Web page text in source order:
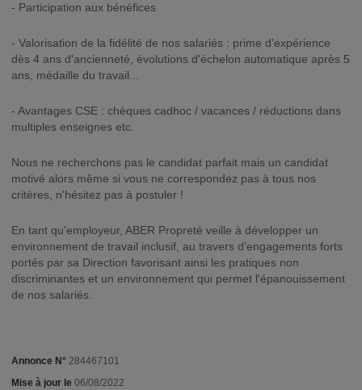
- Participation aux bénéfices
- Valorisation de la fidélité de nos salariés : prime d'expérience
dès 4 ans d'ancienneté, évolutions d'échelon automatique après 5
ans, médaille du travail...
- Avantages CSE : chèques cadhoc / vacances / réductions dans
multiples enseignes etc.
Nous ne recherchons pas le candidat parfait mais un candidat
motivé alors même si vous ne correspondez pas à tous nos
critères, n'hésitez pas à postuler !
En tant qu'employeur, ABER Propreté veille à développer un
environnement de travail inclusif, au travers d'engagements forts
portés par sa Direction favorisant ainsi les pratiques non
discriminantes et un environnement qui permet l'épanouissement
de nos salariés.
Annonce N° 284467101
Mise à jour le 06/08/2022